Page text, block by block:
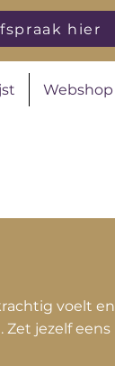
Webshop
hier
voelt en
Zet jezelf eens